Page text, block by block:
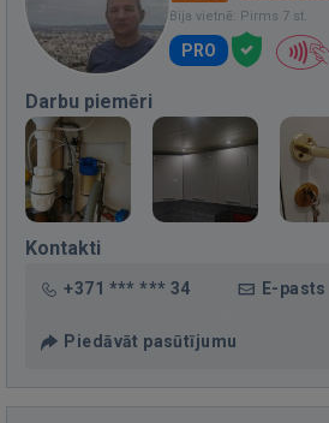
Bija vietnē: Pirms 7 st.
PRO
Darbu piemēri
Kontakti
+371 *** *** 34 E-pasts
Piedāvāt pasūtījumu